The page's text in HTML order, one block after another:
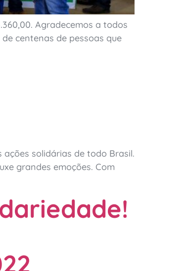
Agradecemos a todos
centenas de pessoas que
solidárias de todo Brasil.
grandes emoções. Com